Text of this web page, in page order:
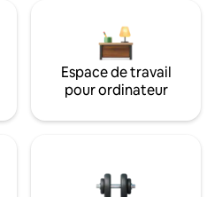
Espace de travail
pour ordinateur